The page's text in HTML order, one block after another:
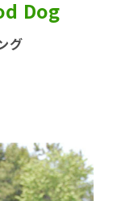
Dog
グ